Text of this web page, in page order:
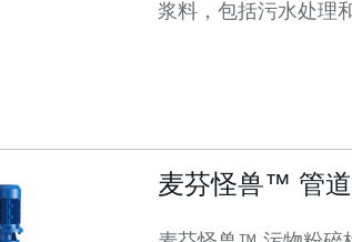
浆料，包括污水处理
麦芬怪兽™ 管